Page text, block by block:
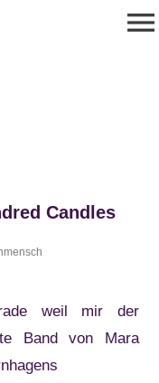
menu
Candles
weil mir der
Band von Mara